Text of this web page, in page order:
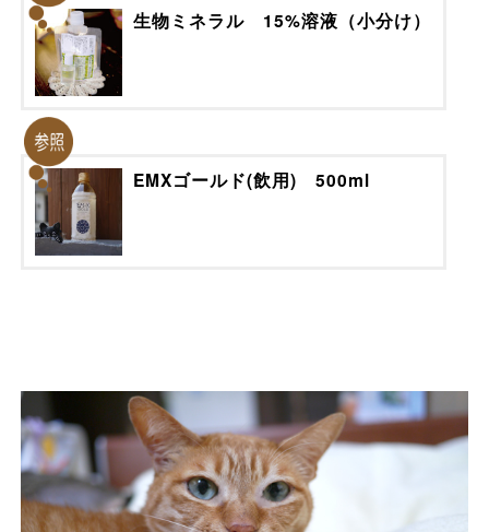
生物ミネラル 15%溶液（小分け）
EMXゴールド(飲用) 500ml